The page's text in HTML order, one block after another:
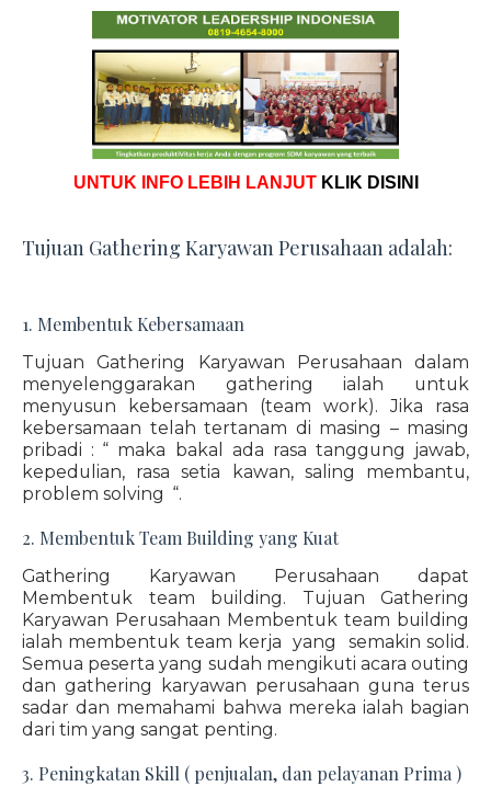
UNTUK INFO LEBIH LANJUT KLIK DISINI
Tujuan Gathering Karyawan Perusahaan adalah:
1. Membentuk Kebersamaan
Tujuan Gathering Karyawan Perusahaan dalam
menyelenggarakan gathering ialah untuk
menyusun kebersamaan (team work). Jika rasa
kebersamaan telah tertanam di masing – masing
pribadi : “ maka bakal ada rasa tanggung jawab,
kepedulian, rasa setia kawan, saling membantu,
problem solving “.
2. Membentuk Team Building yang Kuat
Gathering Karyawan Perusahaan dapat
Membentuk team building. Tujuan Gathering
Karyawan Perusahaan Membentuk team building
ialah membentuk team kerja yang semakin solid.
Semua peserta yang sudah mengikuti acara outing
dan gathering karyawan perusahaan guna terus
sadar dan memahami bahwa mereka ialah bagian
dari tim yang sangat penting.
3. Peningkatan Skill ( penjualan, dan pelayanan Prima )